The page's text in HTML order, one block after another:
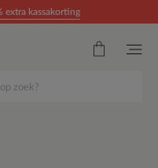
extra kassakorting